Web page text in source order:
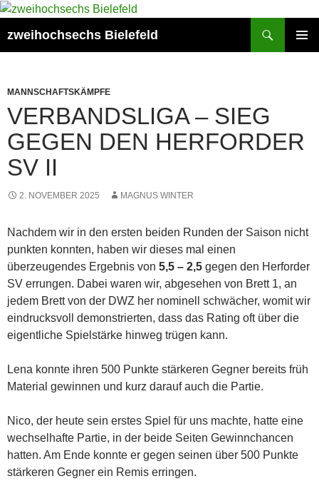
Zum
springen
zweihochsechs Bielefeld
MANNSCHAFTSKÄMPFE
VERBANDSLIGA – SIEG
GEGEN DEN HERFORDER
SV II
2. NOVEMBER 2025 MAGNUS WINTER
Nachdem wir in den ersten beiden Runden der Saison nicht
punkten konnten, haben wir dieses mal einen
überzeugendes Ergebnis von 5,5 – 2,5 gegen den Herforder
SV errungen. Dabei waren wir, abgesehen von Brett 1, an
jedem Brett von der DWZ her nominell schwächer, womit wir
eindrucksvoll demonstrierten, dass das Rating oft über die
eigentliche Spielstärke hinweg trügen kann.
Lena konnte ihren 500 Punkte stärkeren Gegner bereits früh
Material gewinnen und kurz darauf auch die Partie.
Nico, der heute sein erstes Spiel für uns machte, hatte eine
wechselhafte Partie, in der beide Seiten Gewinnchancen
hatten. Am Ende konnte er gegen seinen über 500 Punkte
stärkeren Gegner ein Remis erringen.